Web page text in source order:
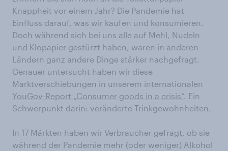
Knappheit vor einem Jahr? Die Pandemie hat
Einfluss darauf, was wir kaufen und konsumieren.
Doch während sich bei uns alle auf Mehl, Nudeln
und Klopapier gestürzt haben, waren in anderen
Ländern ganz andere Dinge stärker nachgefragt.
Genauer untersucht haben wir diese
Marktverschiebungen in unserem internationalen
YouGov-Report „Consumer goods in a crisis“. Ein
Schwerpunkt darin: veränderte Trinkgewohnheiten.
In 17 Märkten haben wir Verbraucher gefragt, ob sie
während der Pandemie mehr (oder weniger) Alkohol